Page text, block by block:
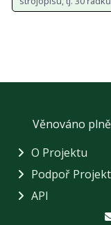
Věnováno
O Projektu
Podpoř Projekt
API